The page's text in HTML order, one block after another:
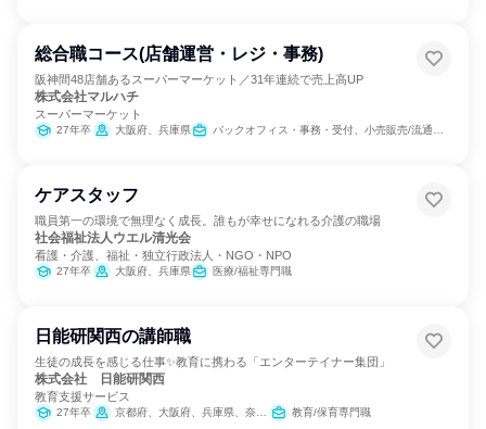
総合職コース(店舗運営・レジ・事務)
阪神間48店舗あるスーパーマーケット／31年連続で売上高UP
株式会社マルハチ
スーパーマーケット
27年卒 大阪府、兵庫県 バックオフィス・事務・受付、小売販売/流通、経営/事業企画
ケアスタッフ
職員第一の環境で無理なく成長。誰もが幸せになれる介護の職場
社会福祉法人ウエル清光会
看護・介護、福祉・独立行政法人・NGO・NPO
27年卒 大阪府、兵庫県 医療/福祉専門職
日能研関西の講師職
生徒の成長を感じる仕事✨教育に携わる「エンターテイナー集団」
株式会社 日能研関西
教育支援サービス
27年卒 京都府、大阪府、兵庫県、奈良県、岡山県、広島県 教育/保育専門職